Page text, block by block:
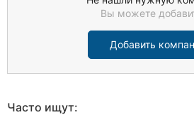
Вы можете
Добавить
Часто ищут: